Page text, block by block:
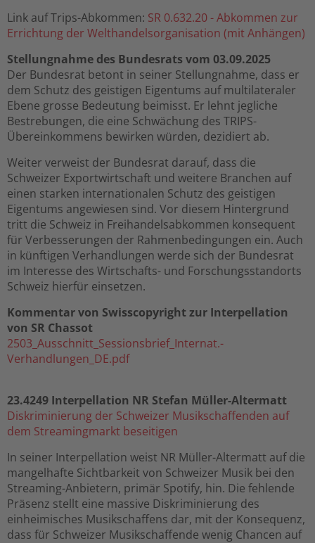
Link auf Trips-Abkommen: SR 0.632.20 - Abkommen zur
Errichtung der Welthandelsorganisation (mit Anhängen)
Stellungnahme des Bundesrats vom 03.09.2025
Der Bundesrat betont in seiner Stellungnahme, dass er
dem Schutz des geistigen Eigentums auf multilateraler
Ebene grosse Bedeutung beimisst. Er lehnt jegliche
Bestrebungen, die eine Schwächung des TRIPS-
Übereinkommens bewirken würden, dezidiert ab.
Weiter verweist der Bundesrat darauf, dass die
Schweizer Exportwirtschaft und weitere Branchen auf
einen starken internationalen Schutz des geistigen
Eigentums angewiesen sind. Vor diesem Hintergrund
tritt die Schweiz in Freihandelsabkommen konsequent
für Verbesserungen der Rahmenbedingungen ein. Auch
in künftigen Verhandlungen werde sich der Bundesrat
im Interesse des Wirtschafts- und Forschungsstandorts
Schweiz hierfür einsetzen.
Kommentar von Swisscopyright zur Interpellation
von SR Chassot
2503_Ausschnitt_Sessionsbrief_Internat.-
Verhandlungen_DE.pdf
23.4249 Interpellation NR Stefan Müller-Altermatt
Diskriminierung der Schweizer Musikschaffenden auf
dem Streamingmarkt beseitigen
In seiner Interpellation weist NR Müller-Altermatt auf die
mangelhafte Sichtbarkeit von Schweizer Musik bei den
Streaming-Anbietern, primär Spotify, hin. Die fehlende
Präsenz stellt eine massive Diskriminierung des
einheimisches Musikschaffens dar, mit der Konsequenz,
dass für Schweizer Musikschaffende wenig Chancen auf